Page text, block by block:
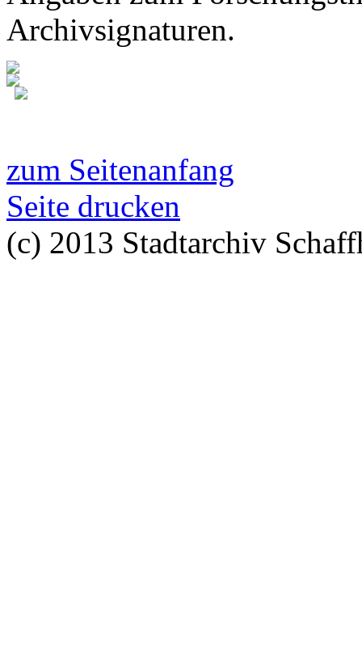
Archivsignaturen.
zum Seitenanfang
Seite drucken
(c) 2013 Stadtarchiv